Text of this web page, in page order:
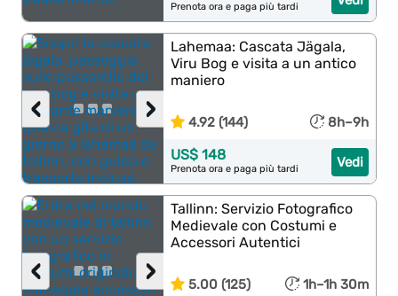
Prenota ora e paga più tardi
›
‹
Lahemaa: Cascata Jägala,
Viru Bog e visita a un antico
maniero
4.92 (144) 8h–9h
Vedi
US$ 148
Prenota ora e paga più tardi
›
‹
Tallinn: Servizio Fotografico
Medievale con Costumi e
Accessori Autentici
5.00 (125) 1h–1h 30m